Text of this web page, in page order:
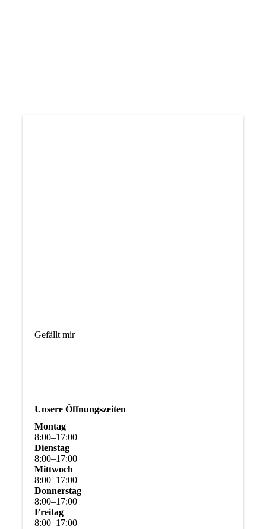
Gefällt mir
Unsere Öffnungszeiten
Montag
8:00–17:00
Dienstag
8:00–17:00
Mittwoch
8:00–17:00
Donnerstag
8:00–17:00
Freitag
8:00–17:00